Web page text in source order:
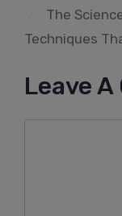
The
Techniques
Leave